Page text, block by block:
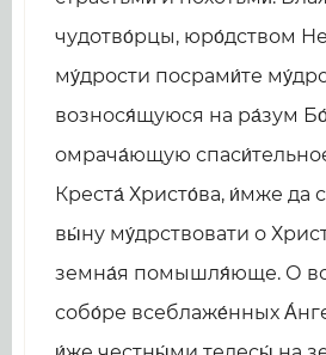
чудотво́рцы, юро́дством
му́дрости посрами́те
вознося́щуюся на ра́зум
омрача́ющую
Креста́ Христо́ва, и́мже да
вы́ну му́дрствовати о
земна́я помышля́юще. О
собо́ре всеблаже́нных